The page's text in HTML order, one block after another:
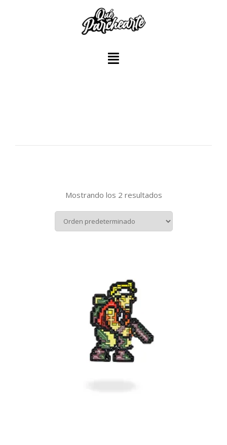
Mostrando los 2 resultados